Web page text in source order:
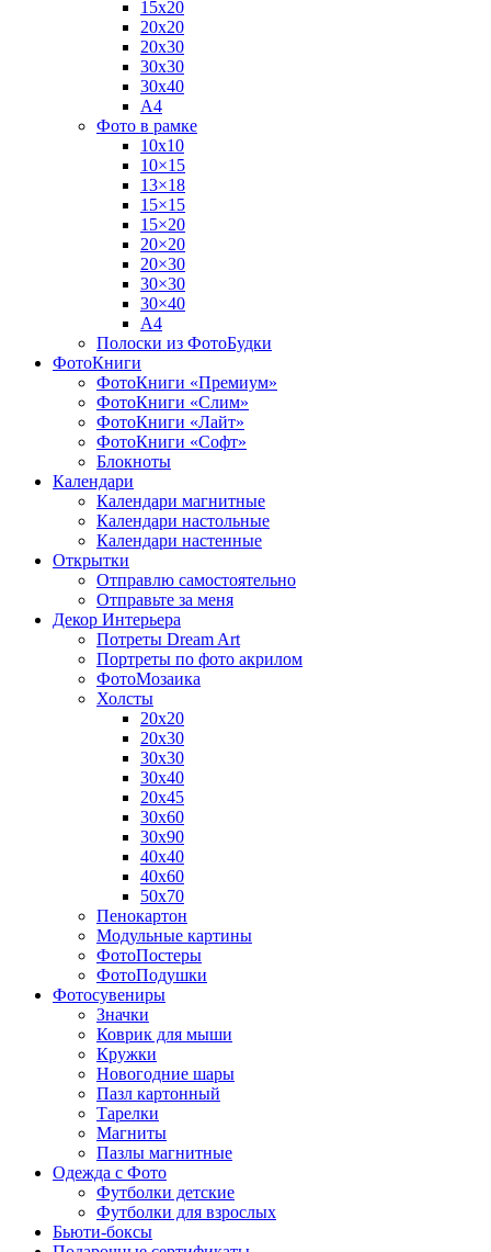
15х20
20х20
20х30
30х30
30х40
А4
Фото в рамке
10х10
10×15
13×18
15×15
15×20
20×20
20×30
30×30
30×40
A4
Полоски из ФотоБудки
ФотоКниги
ФотоКниги «Премиум»
ФотоКниги «Слим»
ФотоКниги «Лайт»
ФотоКниги «Софт»
Блокноты
Календари
Календари магнитные
Календари настольные
Календари настенные
Открытки
Отправлю самостоятельно
Отправьте за меня
Декор Интерьера
Потреты Dream Art
Портреты по фото акрилом
ФотоМозаика
Холсты
20х20
20х30
30х30
30х40
20х45
30х60
30х90
40х40
40х60
50х70
Пенокартон
Модульные картины
ФотоПостеры
ФотоПодушки
Фотоcувениры
Значки
Коврик для мыши
Кружки
Новогодние шары
Пазл картонный
Тарелки
Магниты
Пазлы магнитные
Одежда с Фото
Футболки детские
Футболки для взрослых
Бьюти-боксы